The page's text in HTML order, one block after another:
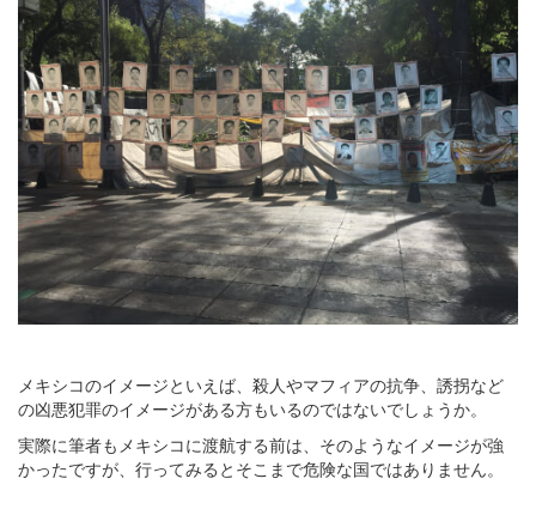
メキシコのイメージといえば、殺人やマフィアの抗争、誘拐など
の凶悪犯罪のイメージがある方もいるのではないでしょうか。
実際に筆者もメキシコに渡航する前は、そのようなイメージが強
かったですが、行ってみるとそこまで危険な国ではありません。